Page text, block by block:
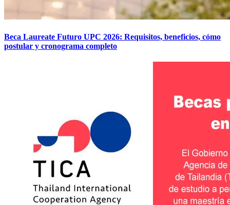
Beca Laureate Futuro UPC 2026: Requisitos, beneficios, cómo
postular y cronograma completo